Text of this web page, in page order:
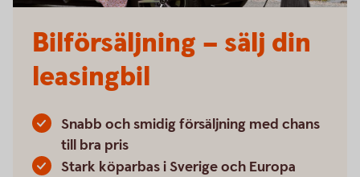
Bilförsäljning – sälj din
leasingbil
Snabb och smidig försäljning med chans
till bra pris
Stark köparbas i Sverige och Europa